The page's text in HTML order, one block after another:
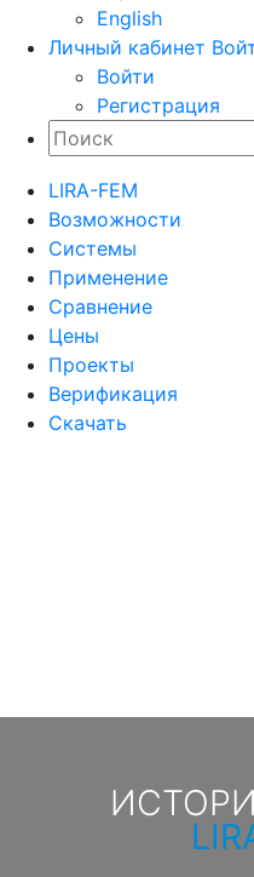
English
Личный кабинет
Войти
Регистрация
LIRA-FEM
Возможности
Cистемы
Применение
Сравнение
Цены
Проекты
Верификация
Скачать